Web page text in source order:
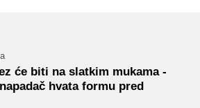
će biti na slatkim mukama -
hvata formu pred